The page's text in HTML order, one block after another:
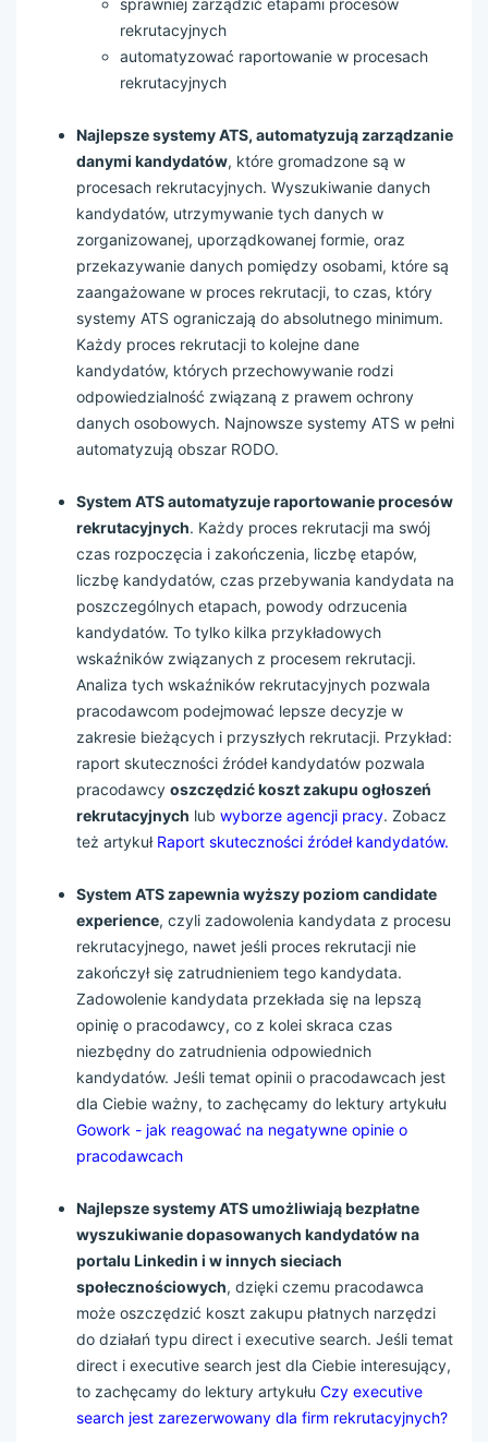
sprawniej zarządzić etapami procesów
rekrutacyjnych
automatyzować raportowanie w procesach
rekrutacyjnych
Najlepsze systemy ATS, automatyzują zarządzanie
danymi kandydatów, które gromadzone są w
procesach rekrutacyjnych. Wyszukiwanie danych
kandydatów, utrzymywanie tych danych w
zorganizowanej, uporządkowanej formie, oraz
przekazywanie danych pomiędzy osobami, które są
zaangażowane w proces rekrutacji, to czas, który
systemy ATS ograniczają do absolutnego minimum.
Każdy proces rekrutacji to kolejne dane
kandydatów, których przechowywanie rodzi
odpowiedzialność związaną z prawem ochrony
danych osobowych. Najnowsze systemy ATS w pełni
automatyzują obszar RODO.
System ATS automatyzuje raportowanie procesów
rekrutacyjnych. Każdy proces rekrutacji ma swój
czas rozpoczęcia i zakończenia, liczbę etapów,
liczbę kandydatów, czas przebywania kandydata na
poszczególnych etapach, powody odrzucenia
kandydatów. To tylko kilka przykładowych
wskaźników związanych z procesem rekrutacji.
Analiza tych wskaźników rekrutacyjnych pozwala
pracodawcom podejmować lepsze decyzje w
zakresie bieżących i przyszłych rekrutacji. Przykład:
raport skuteczności źródeł kandydatów pozwala
pracodawcy oszczędzić koszt zakupu ogłoszeń
rekrutacyjnych lub wyborze agencji pracy. Zobacz
też artykuł Raport skuteczności źródeł kandydatów.
System ATS zapewnia wyższy poziom candidate
experience, czyli zadowolenia kandydata z procesu
rekrutacyjnego, nawet jeśli proces rekrutacji nie
zakończył się zatrudnieniem tego kandydata.
Zadowolenie kandydata przekłada się na lepszą
opinię o pracodawcy, co z kolei skraca czas
niezbędny do zatrudnienia odpowiednich
kandydatów. Jeśli temat opinii o pracodawcach jest
dla Ciebie ważny, to zachęcamy do lektury artykułu
Gowork - jak reagować na negatywne opinie o
pracodawcach
Najlepsze systemy ATS umożliwiają bezpłatne
wyszukiwanie dopasowanych kandydatów na
portalu Linkedin i w innych sieciach
społecznościowych, dzięki czemu pracodawca
może oszczędzić koszt zakupu płatnych narzędzi
do działań typu direct i executive search. Jeśli temat
direct i executive search jest dla Ciebie interesujący,
to zachęcamy do lektury artykułu Czy executive
search jest zarezerwowany dla firm rekrutacyjnych?